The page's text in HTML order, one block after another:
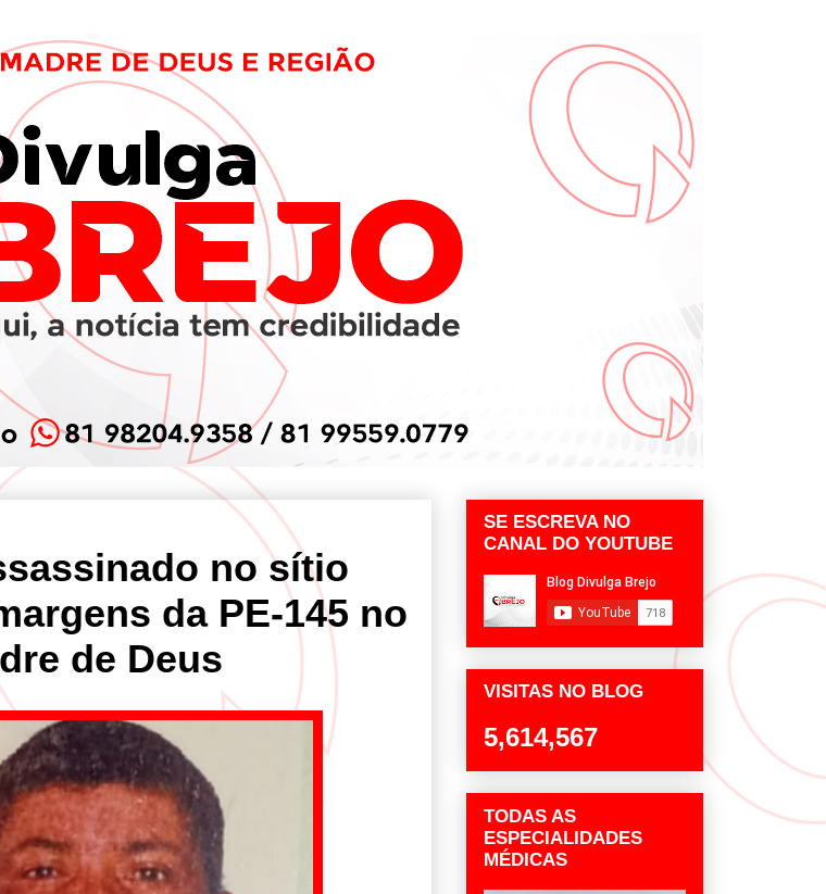
no sítio
da PE-145 no
de Deus
SE ESCREVA NO
CANAL DO YOUTUBE
VISITAS NO BLOG
5,614,567
TODAS AS
ESPECIALIDADES
MÉDICAS